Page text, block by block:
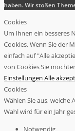
haben. Wir stoßen
Cookies
Um Ihnen ein besseres
Cookies. Wenn Sie der
einfach auf "Alle
von Cookies Sie
Einstellungen Alle
Cookies
Wählen Sie aus,
Wahl wird für ein Jahr
Notwendig